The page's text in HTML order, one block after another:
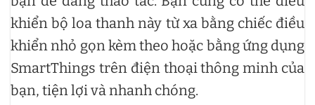
khiển bộ loa thanh này từ xa bằng chiếc điều
khiển nhỏ gọn kèm theo hoặc bằng ứng dụng
SmartThings trên điện thoại thông minh của
bạn, tiện lợi và nhanh chóng.